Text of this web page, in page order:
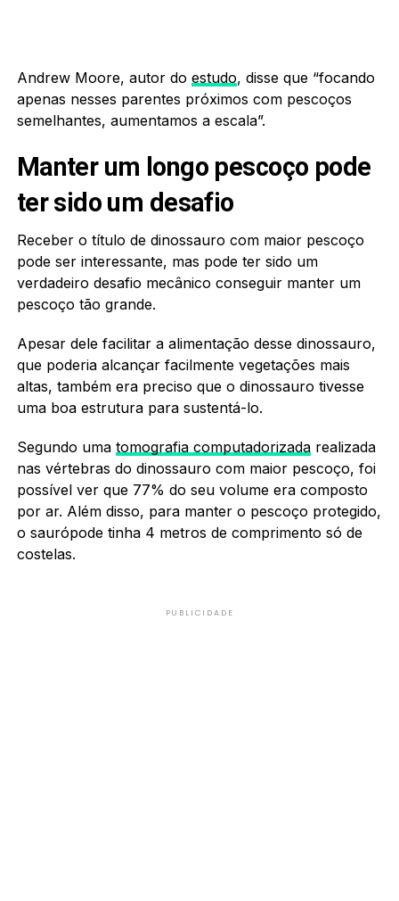
Andrew Moore, autor do estudo, disse que “focando
apenas nesses parentes próximos com pescoços
semelhantes, aumentamos a escala”.
Manter um longo pescoço pode
ter sido um desafio
Receber o título de dinossauro com maior pescoço
pode ser interessante, mas pode ter sido um
verdadeiro desafio mecânico conseguir manter um
pescoço tão grande.
Apesar dele facilitar a alimentação desse dinossauro,
que poderia alcançar facilmente vegetações mais
altas, também era preciso que o dinossauro tivesse
uma boa estrutura para sustentá-lo.
Segundo uma tomografia computadorizadarealizada
nas vértebras do dinossauro com maior pescoço, foi
possível ver que 77% do seu volume era composto
por ar. Além disso, para manter o pescoço protegido,
o saurópode tinha 4 metros de comprimento só de
costelas.
PUBLICIDADE